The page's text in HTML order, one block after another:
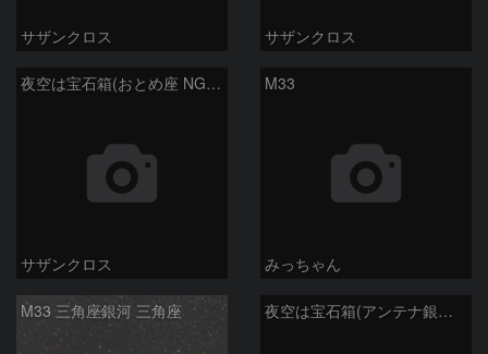
サザンクロス サザンクロス
夜空は宝石箱(おとめ座 NGC5746) Seestar50
サザンクロス
M33
みっちゃん
M33 三角座銀河 三角座 夜空は宝石箱(アンテナ銀河 NGC4038) Seestar50